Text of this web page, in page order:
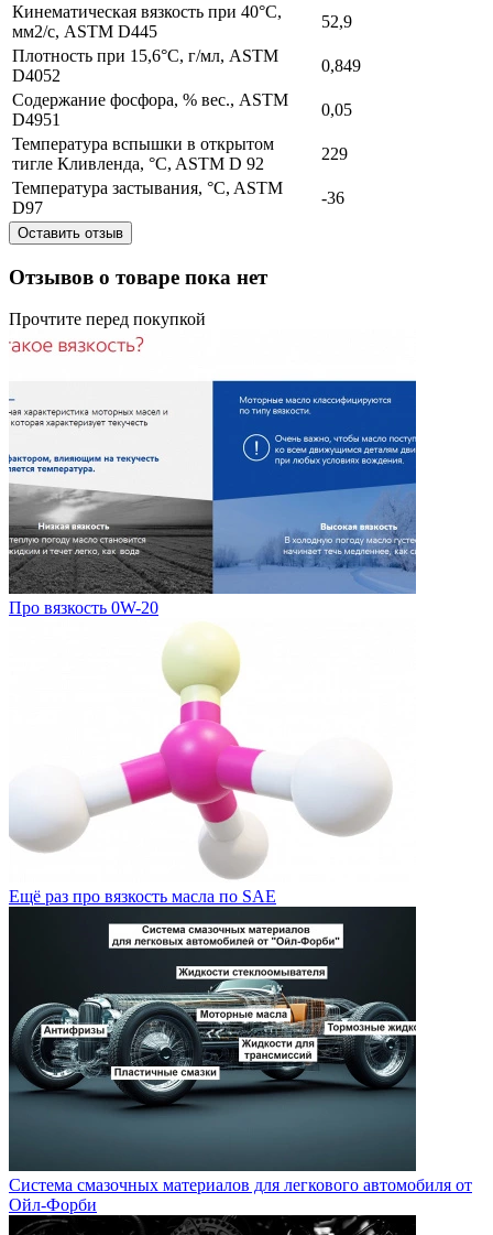
Кинематическая вязкость при 40°C,
мм2/с, ASTM D445
52,9
Плотность при 15,6°C, г/мл, ASTM
D4052
0,849
Содержание фосфора, % вес., ASTM
D4951
0,05
Температура вспышки в открытом
тигле Кливленда, °C, ASTM D 92
229
Температура застывания, °C, ASTM
D97
-36
Оставить отзыв
Отзывов о товаре пока нет
Прочтите перед покупкой
Про вязкость 0W-20
Ещё раз про вязкость масла по SAE
Система смазочных материалов для легкового автомобиля от
Ойл-Форби